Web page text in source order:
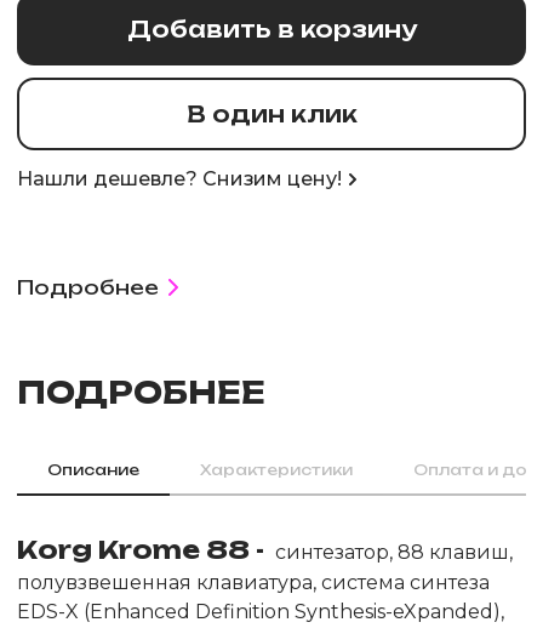
Добавить в корзину
В один клик
Нашли дешевле? Снизим цену!
Подробнее
ПОДРОБНЕЕ
Описание Характеристики Оплата и
Кorg Krome 88 - синтезатор, 88 клавиш,
полувзвешенная клавиатура, система синтеза
EDS-X (Enhanced Definition Synthesis-eXpanded),